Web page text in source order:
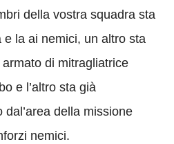
della vostra squadra sta
e la ai nemici, un altro sta
di mitragliatrice
e l’altro sta già
della missione
nemici.